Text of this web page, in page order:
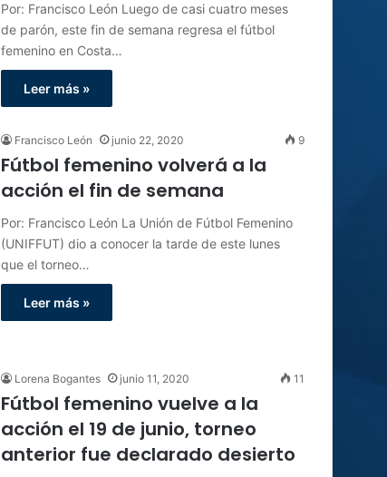
Por: Francisco León Luego de casi cuatro meses
de parón, este fin de semana regresa el fútbol
femenino en Costa…
Leer más »
Francisco León junio 22, 2020 9
Fútbol femenino volverá a la
acción el fin de semana
Por: Francisco León La Unión de Fútbol Femenino
(UNIFFUT) dio a conocer la tarde de este lunes
que el torneo…
Leer más »
Lorena Bogantes junio 11, 2020 11
Fútbol femenino vuelve a la
acción el 19 de junio, torneo
anterior fue declarado desierto